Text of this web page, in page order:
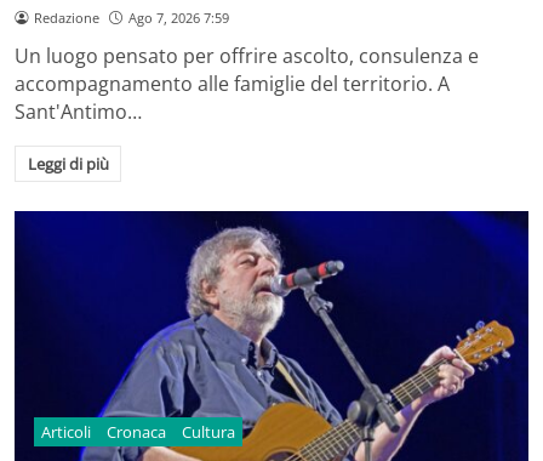
Redazione Ago 7, 2026 7:59
Un luogo pensato per offrire ascolto, consulenza e
accompagnamento alle famiglie del territorio. A
Sant'Antimo…
Leggi di più
Articoli Cronaca Cultura